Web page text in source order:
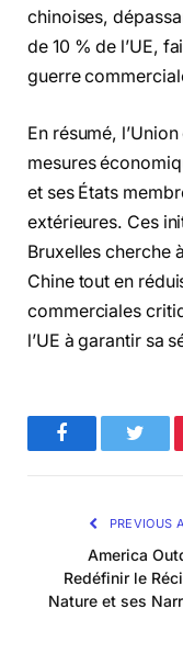
chinoises,
de 10 % de l’UE,
guerre
En résumé,
mesures
et ses États
extérieures. Ces
Bruxelles cherche
Chine tout en
commerciales
l’UE à garantir sa
Facebook
PREVIOUS
America
Redéfinir le
Nature et ses